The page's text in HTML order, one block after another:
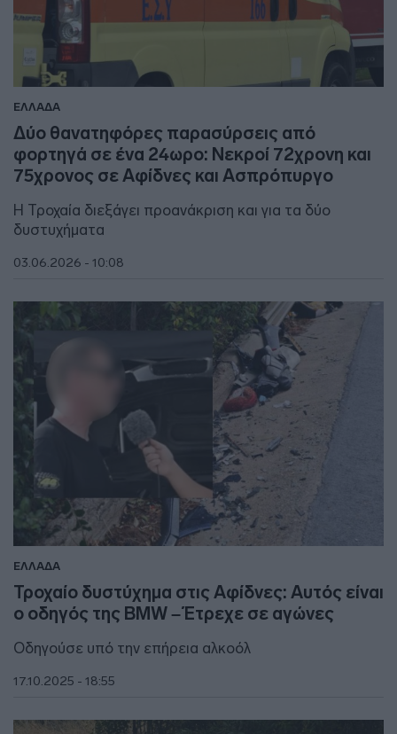
ΕΛΛΑΔΑ
Δύο θανατηφόρες παρασύρσεις από
φορτηγά σε ένα 24ωρο: Νεκροί 72χρονη και
75χρονος σε Αφίδνες και Ασπρόπυργο
Η Τροχαία διεξάγει προανάκριση και για τα δύο
δυστυχήματα
03.06.2026 - 10:08
ΕΛΛΑΔΑ
Τροχαίο δυστύχημα στις Αφίδνες: Αυτός είναι
ο οδηγός της BMW – Έτρεχε σε αγώνες
Οδηγούσε υπό την επήρεια αλκοόλ
17.10.2025 - 18:55